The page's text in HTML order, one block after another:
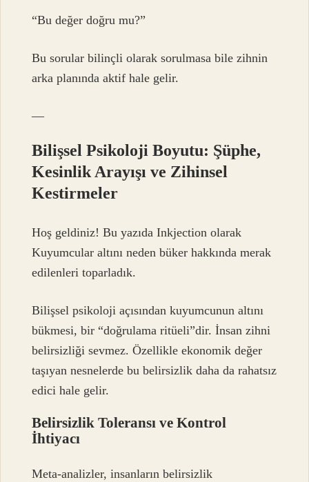
“Bu değer doğru mu?”
Bu sorular bilinçli olarak sorulmasa bile zihnin
arka planında aktif hale gelir.
—
Bilişsel Psikoloji Boyutu: Şüphe,
Kesinlik Arayışı ve Zihinsel
Kestirmeler
Hoş geldiniz! Bu yazıda Inkjection olarak
Kuyumcular altını neden büker hakkında merak
edilenleri toparladık.
Bilişsel psikoloji açısından kuyumcunun altını
bükmesi, bir “doğrulama ritüeli”dir. İnsan zihni
belirsizliği sevmez. Özellikle ekonomik değer
taşıyan nesnelerde bu belirsizlik daha da rahatsız
edici hale gelir.
Belirsizlik Toleransı ve Kontrol
İhtiyacı
Meta-analizler, insanların belirsizlik